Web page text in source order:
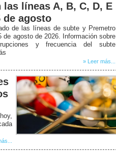
líneas A, B, C, D, E
de agosto
de las líneas de subte y Premetro
de agosto de 2026. Información sobre
y frecuencia del subte
» Leer más...